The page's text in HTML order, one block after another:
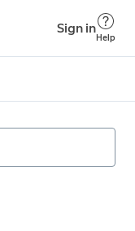
Sign in
Help